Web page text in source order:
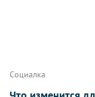
Социалка